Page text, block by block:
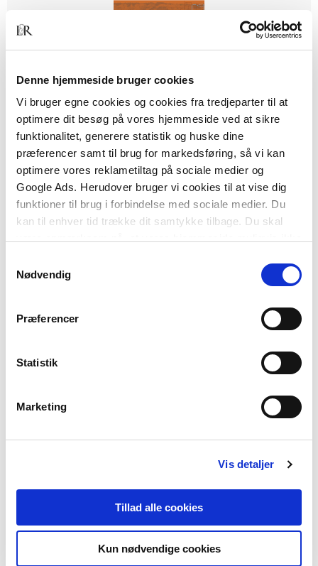
Denne hjemmeside bruger cookies
Vi bruger egne cookies og cookies fra tredjeparter til at
optimere dit besøg på vores hjemmeside ved at sikre
funktionalitet, generere statistik og huske dine
præferencer samt til brug for markedsføring, så vi kan
optimere vores reklametiltag på sociale medier og
Google Ads. Herudover bruger vi cookies til at vise dig
funktioner til brug i forbindelse med sociale medier. Du
kan til enhver tid trække dit samtykke tilbage. Du skal
tilbagetrækker et samtykke.
Nødvendig
Præferencer
Statistik
Marketing
Vis detaljer
Tillad alle cookies
Kun nødvendige cookies
Softcover med flapper
Anvisning 227: Korrosion i vvs-installationer
Erik Brandt
500,00 KR.
Softcover med flapper
Anvisning 235: Vandinstallationer
450,00 KR.